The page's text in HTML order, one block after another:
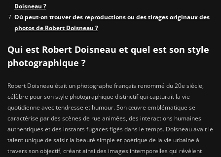
Doisneau ?
Où peut-on trouver des reproductions ou des tirages originaux des
photos de Robert Doisneau ?
Qui est Robert Doisneau et quel est son style
photographique ?
Robert Doisneau était un photographe français renommé du 20e siècle,
célèbre pour son style photographique distinctif qui capturait la vie
quotidienne avec tendresse et humour. Son œuvre emblématique se
caractérise par des scènes de rue animées, des interactions humaines
authentiques et des instants fugaces figés dans le temps. Doisneau avait le
talent unique de saisir la beauté simple et poétique de la vie urbaine à
travers son objectif, créant ainsi des images intemporelles qui révèlent